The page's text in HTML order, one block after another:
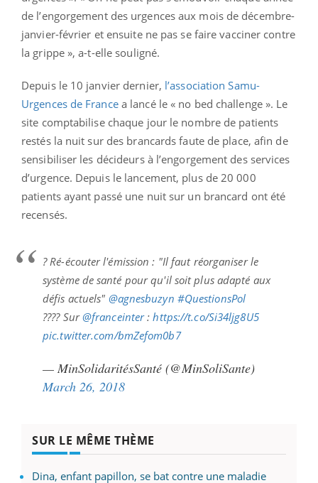
de l’engorgement des urgences aux mois de décembre-
janvier-février et ensuite ne pas se faire vacciner contre
la grippe », a-t-elle souligné.
Depuis le 10 janvier dernier, l’association Samu-
Urgences de Francea lancé le « no bed challenge ». Le
site comptabilise chaque jour le nombre de patients
restés la nuit sur des brancards faute de place, afin de
sensibiliser les décideurs à l’engorgement des services
d’urgence. Depuis le lancement, plus de 20 000
patients ayant passé une nuit sur un brancard ont été
recensés.
? Ré-écouter l'émission : "Il faut réorganiser le
système de santé pour qu'il soit plus adapté aux
défis actuels" @agnesbuzyn #QuestionsPol
???? Sur@franceinter:https://t.co/Si34ljg8U5
pic.twitter.com/bmZefom0b7
— MinSolidaritésSanté (@MinSoliSante)
March 26, 2018
SUR LE MÊME THÈME
Dina, enfant papillon, se bat contre une maladie